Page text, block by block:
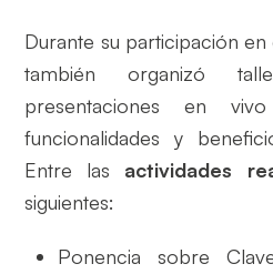
Durante su participación
también organizó
presentaciones en
funcionalidades y
Entre las actividades
siguientes:
Ponencia sobre